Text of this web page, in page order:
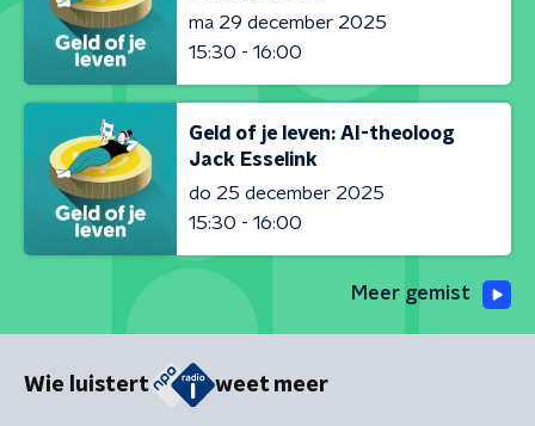
ma 29 december 2025
15:30 - 16:00
Geld of je leven: AI-theoloog
Jack Esselink
do 25 december 2025
15:30 - 16:00
Meer gemist
Wie luistert weet meer